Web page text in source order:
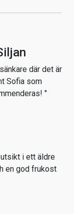
där det är
Sofia som
"
i ett äldre
en god frukost